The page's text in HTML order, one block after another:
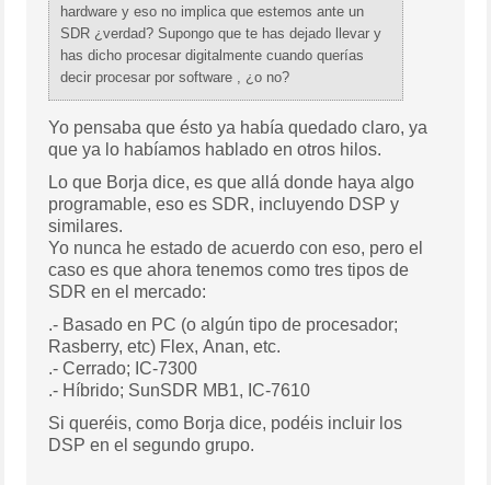
hardware y eso no implica que estemos ante un
SDR ¿verdad? Supongo que te has dejado llevar y
has dicho procesar digitalmente cuando querías
decir procesar por software , ¿o no?
Yo pensaba que ésto ya había quedado claro, ya
que ya lo habíamos hablado en otros hilos.
Lo que Borja dice, es que allá donde haya algo
programable, eso es SDR, incluyendo DSP y
similares.
Yo nunca he estado de acuerdo con eso, pero el
caso es que ahora tenemos como tres tipos de
SDR en el mercado:
.- Basado en PC (o algún tipo de procesador;
Rasberry, etc) Flex, Anan, etc.
.- Cerrado; IC-7300
.- Híbrido; SunSDR MB1, IC-7610
Si queréis, como Borja dice, podéis incluir los
DSP en el segundo grupo.